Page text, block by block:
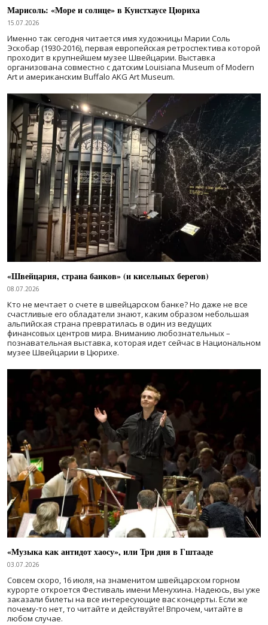
Марисоль: «Море и солнце» в Кунстхаусе Цюриха
15.07.2026
Именно так сегодня читается имя художницы Марии Соль
Эскобар (1930-2016), первая европейская ретроспектива которой
проходит в крупнейшем музее Швейцарии. Выставка
организована совместно с датским Louisiana Museum of Modern
Art и американским Buffalo AKG Art Museum.
«Швейцария, страна банков» (и кисельных берегов)
08.07.2026
Кто не мечтает о счете в швейцарском банке? Но даже не все
счастливые его обладатели знают, каким образом небольшая
альпийская страна превратилась в один из ведущих
финансовых центров мира. Вниманию любознательных –
познавательная выставка, которая идет сейчас в Национальном
музее Швейцарии в Цюрихе.
«Музыка как антидот хаосу», или Три дня в Гштааде
03.07.2026
Совсем скоро, 16 июля, на знаменитом швейцарском горном
курорте откроется Фестиваль имени Менухина. Надеюсь, вы уже
заказали билеты на все интересующие вас концерты. Если же
почему-то нет, то читайте и действуйте! Впрочем, читайте в
любом случае.